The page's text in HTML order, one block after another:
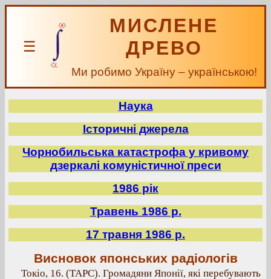
☰
МИСЛЕНЕ
ДРЕВО
Ми робимо Україну – українською!
Наука
Історичні джерела
Чорнобильська катастрофа у кривому
дзеркалі комуністичної преси
1986 рік
Травень 1986 р.
17 травня 1986 р.
Висновок японських радіологів
Токіо, 16. (ТАРС). Громадяни Японії, які перебувають